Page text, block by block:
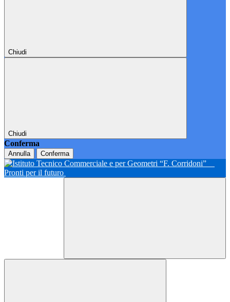
Chiudi
Chiudi
Conferma
Annulla Conferma
Pronti per il futuro